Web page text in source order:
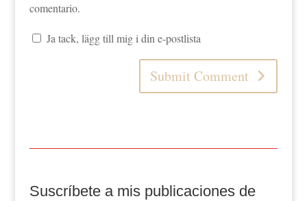
comentario.
Ja tack, lägg till mig i din e-postlista
Submit Comment
Suscríbete a mis publicaciones de